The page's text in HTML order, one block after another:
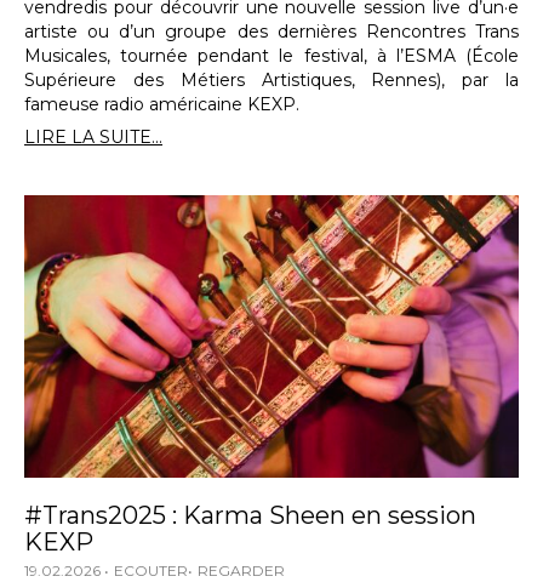
vendredis pour découvrir une nouvelle session live d’un·e
artiste ou d’un groupe des dernières Rencontres Trans
Musicales, tournée pendant le festival, à l’ESMA (École
Supérieure des Métiers Artistiques, Rennes), par la
fameuse radio américaine KEXP.
LIRE LA SUITE...
#Trans2025 : Karma Sheen en session
KEXP
19.02.2026 ECOUTER REGARDER